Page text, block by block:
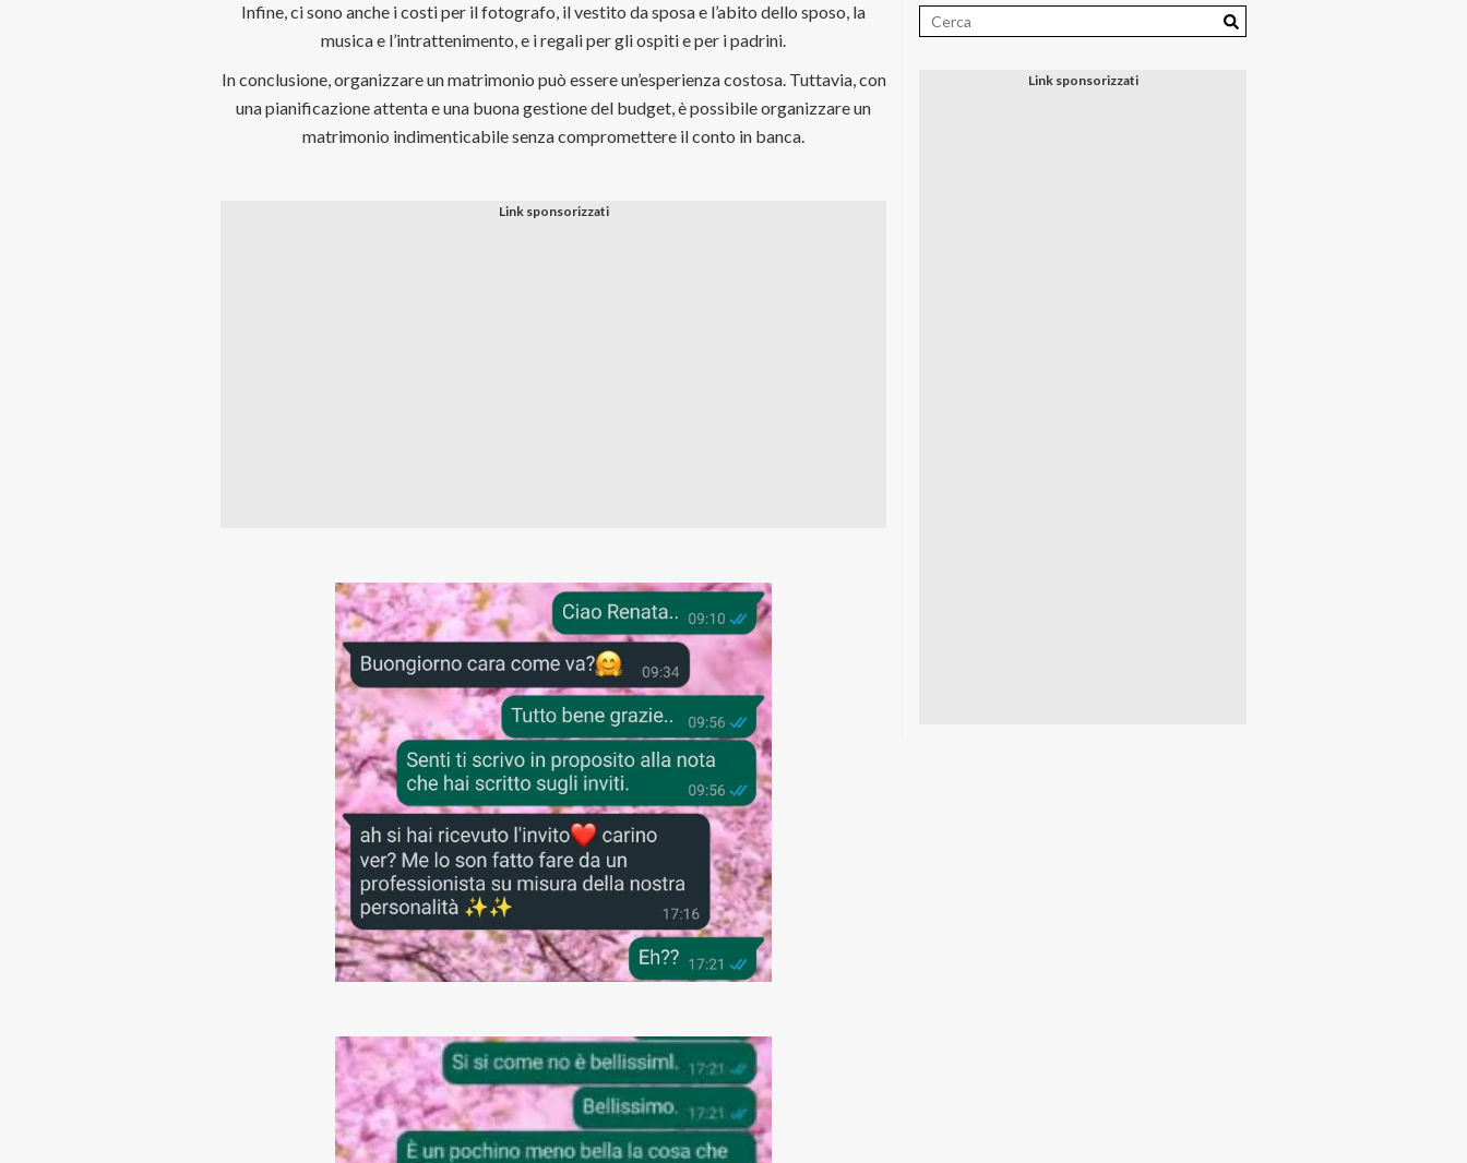
Infine, ci sono anche i costi per il fotografo, il vestito da sposa e l’abito dello sposo, la
musica e l’intrattenimento, e i regali per gli ospiti e per i padrini.
In conclusione, organizzare un matrimonio può essere un’esperienza costosa. Tuttavia, con
una pianificazione attenta e una buona gestione del budget, è possibile organizzare un
matrimonio indimenticabile senza compromettere il conto in banca.